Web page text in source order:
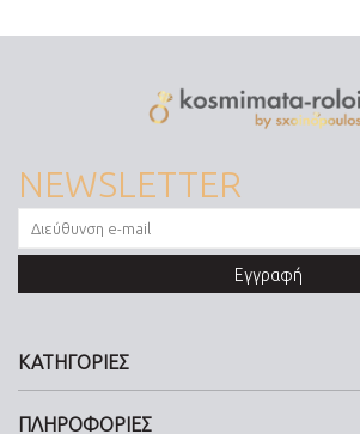
NEWSLETTER
Εγγραφή
ΚΑΤΗΓΟΡΙΕΣ
ΠΛΗΡΟΦΟΡΙΕΣ